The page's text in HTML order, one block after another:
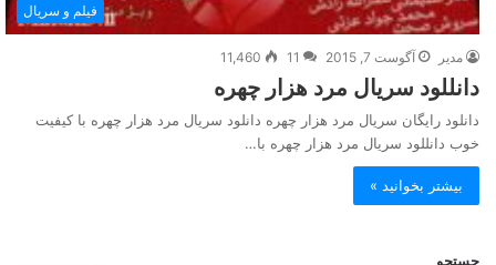
فیلم و سریال
مدیر آگوست 7, 2015 11
11,460
دانللود سریال مرد هزار چهره
دانلود رایگان سریال مرد هزار چهره دانلود سریال مرد هزار چهره با کیفیت
خوب دانللود سریال مرد هزار چهره با…
بیشتر بخوانید »
جستجو